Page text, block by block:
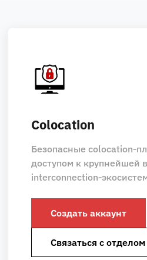
Colocation
Безопасные
доступом к крупнейшей
Создать аккаунт
Связаться с